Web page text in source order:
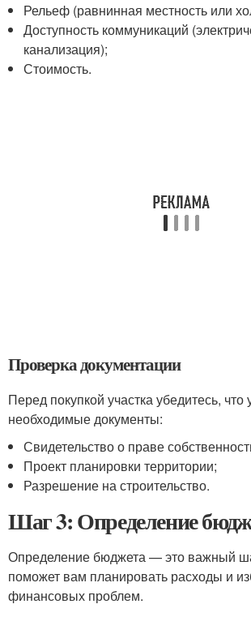
Рельеф (равнинная местность или
Доступность коммуникаций
канализация);
Стоимость.
Проверка документации
Перед покупкой участка убедитесь, что
необходимые документы:
Свидетельство о праве
Проект планировки территории;
Разрешение на строительство.
Шаг 3: Определение
Определение бюджета — это важный
поможет вам планировать расходы и
финансовых проблем.